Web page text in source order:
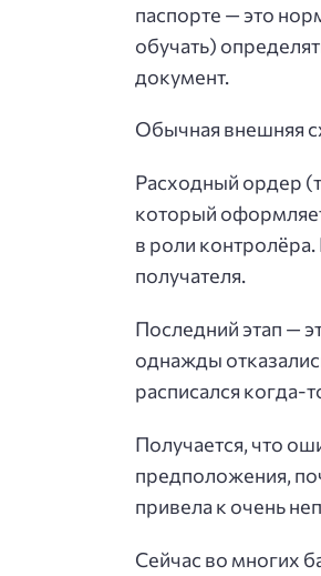
паспорте — это
обучать)
документ.
Обычная внешняя
Расходный ордер
который
в роли
получателя.
Последний этап —
однажды
расписался когда-
Получается, что
предположения,
привела к очень
Сейчас во многих